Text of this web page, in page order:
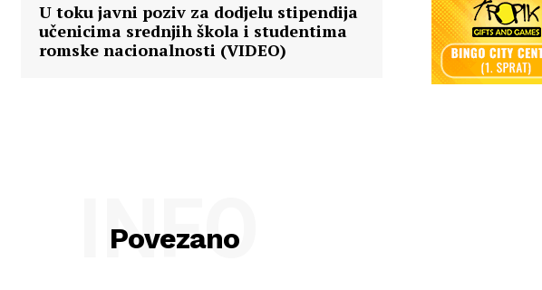
U toku javni poziv za dodjelu stipendija
učenicima srednjih škola i studentima
romske nacionalnosti (VIDEO)
Povezano
INFO